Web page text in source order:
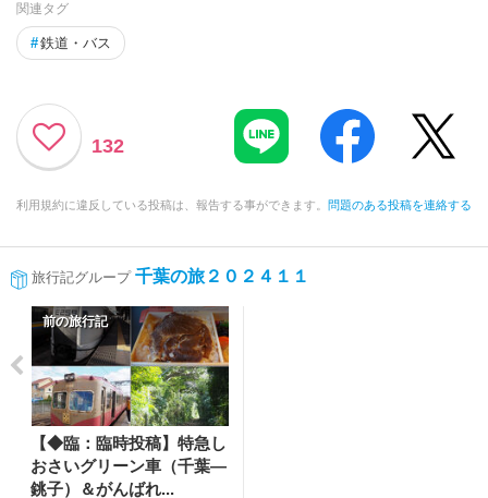
関連タグ
#鉄道・バス
132
利用規約に違反している投稿は、報告する事ができます。 問題のある投稿を連絡する
旅行記グループ 千葉の旅２０２４１１
前の旅行記
【◆臨：臨時投稿】特急し
おさいグリーン車（千葉―
銚子）＆がんばれ...